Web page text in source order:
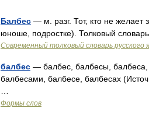
Балбес — м. разг. Тот, кто не
юноше, подростке). Толковый
Современный толковый словарь русского
балбес — балбес, балбесы, балбеса,
балбесами, балбесе, балбесах
Формы слов